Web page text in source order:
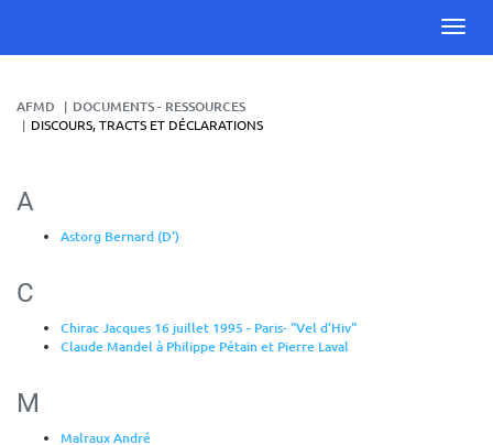
AFMD DOCUMENTS - RESSOURCES
DISCOURS, TRACTS ET DÉCLARATIONS
A
Astorg Bernard (D')
C
Chirac Jacques 16 juillet 1995 - Paris- "Vel d'Hiv"
Claude Mandel à Philippe Pétain et Pierre Laval
M
Malraux André